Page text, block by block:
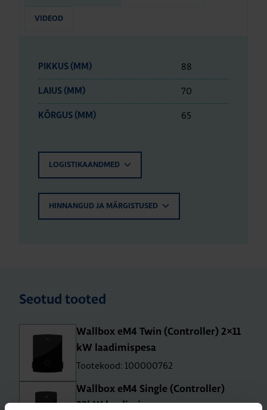
VIDEOD
PIKKUS (MM) 88
LAIUS (MM) 70
KÕRGUS (MM) 65
LOGISTIKAANDMED
HINNANGUD JA MÄRGISTUSED
Seotud tooted
Wall­box eM4 Twin (Cont­rol­ler) 2×11
kW laa­di­mis­pesa
Tootekood: 100000762
Wall­box eM4 Single (Cont­rol­ler)
22kW laa­di­mis­pesa